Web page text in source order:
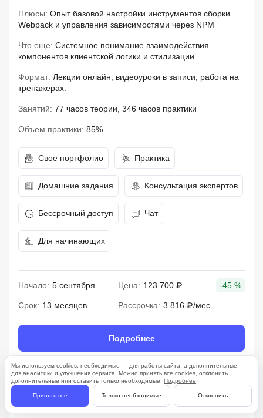
Плюсы: Опыт базовой настройки инструментов сборки
Webpack и управления зависимостями через NPM
Что еще: Системное понимание взаимодействия
компонентов клиентской логики и стилизации
Формат: Лекции онлайн, видеоуроки в записи, работа на
тренажерах.
Занятий: 77 часов теории, 346 часов практики
Объем практики: 85%
Свое портфолио Практика
Домашние задания Консультация экспертов
Бессрочный доступ Чат
Для начинающих
Начало: 5 сентября Цена: 123 700 ₽ -45 %
Срок: 13 месяцев Рассрочка: 3 816 ₽/мес
Подробнее
4.7
261 отзыв
Мы используем cookies: необходимые — для работы сайта, а дополнительные —
для аналитики и улучшения сервиса. Можно принять все cookies, отклонить
дополнительные или оставить только необходимые. Подробнее
Принять все Только необходимые Отклонить